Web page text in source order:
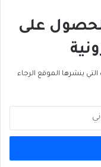
على
ينشرها الموقع الرجاء